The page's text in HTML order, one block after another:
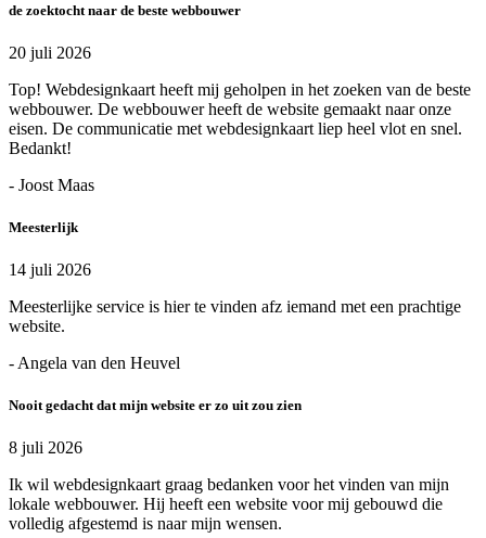
de zoektocht naar de beste webbouwer
20 juli 2026
Top! Webdesignkaart heeft mij geholpen in het zoeken van de beste
webbouwer. De webbouwer heeft de website gemaakt naar onze
eisen. De communicatie met webdesignkaart liep heel vlot en snel.
Bedankt!
- Joost Maas
Meesterlijk
14 juli 2026
Meesterlijke service is hier te vinden afz iemand met een prachtige
website.
- Angela van den Heuvel
Nooit gedacht dat mijn website er zo uit zou zien
8 juli 2026
Ik wil webdesignkaart graag bedanken voor het vinden van mijn
lokale webbouwer. Hij heeft een website voor mij gebouwd die
volledig afgestemd is naar mijn wensen.